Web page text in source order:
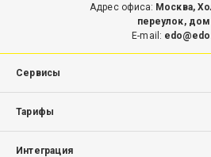
Адрес офиса: Москва,
переулок, дом
E-mail:
Сервисы
Тарифы
Интеграция